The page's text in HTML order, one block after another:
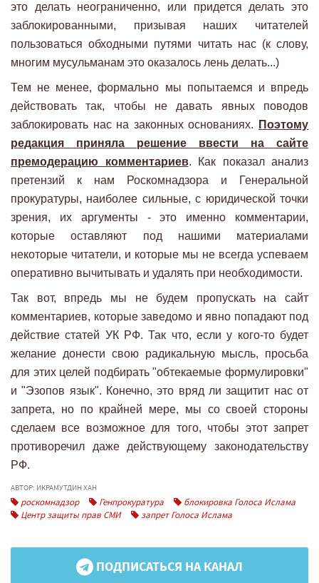
это делать неограниченно, или придется делать это
заблокированными, призывая наших читателей
пользоваться обходными путями читать нас (к слову,
многим мусульманам это оказалось лень делать...)
Тем не менее, формально мы попытаемся и впредь
действовать так, чтобы не давать явных поводов
заблокировать нас на законных основаниях.
Поэтому
редакция приняла решение ввести на сайте
премодерацию комментариев. Как показал анализ
претензий к нам Роскомнадзора и Генеральной
прокуратуры, наиболее сильные, с юридической точки
зрения, их аргументы - это именно комментарии,
которые оставляют под нашими материалами
некоторые читатели, и которые мы не всегда успеваем
оперативно вычитывать и удалять при необходимости.
Так вот, впредь мы не будем пропускать на сайт
комментариев, которые заведомо и явно попадают под
действие статей УК РФ. Так что, если у кого-то будет
желание донести свою радикальную мысль, просьба
для этих целей подбирать "обтекаемые формулировки"
и "Эзопов язык". Конечно, это вряд ли защитит нас от
запрета, но по крайней мере, мы со своей стороны
сделаем все возможное для того, чтобы этот запрет
противоречил даже действующему законодательству
РФ.
АВТОР: ИКРАМУТДИН ХАН
роскомнадзор Генпрокуратура
блокировка Голоса Ислама
Центр защиты прав СМИ
запрет Голоса Ислама
ПОДПИСАТЬСЯ НА КАНАЛ